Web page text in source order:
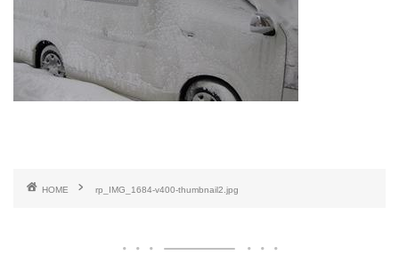
HOME rp_IMG_1684-v400-thumbnail2.jpg